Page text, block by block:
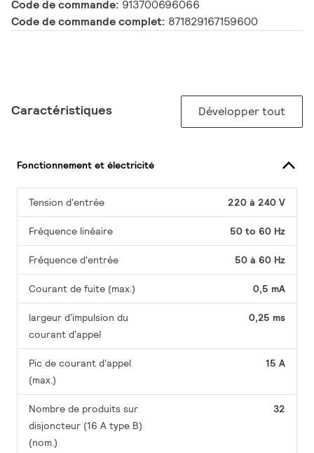
Code de commande: 913700696066
Code de commande complet: 871829167159600
Caractéristiques Développer tout
Fonctionnement et électricité
Tension d'entrée 220 à 240 V
Fréquence linéaire 50 to 60 Hz
Fréquence d'entrée 50 à 60 Hz
Courant de fuite (max.) 0,5 mA
largeur d'impulsion du
courant d'appel
0,25 ms
Pic de courant d'appel
(max.)
15 A
Nombre de produits sur
disjoncteur (16 A type B)
(nom.)
32